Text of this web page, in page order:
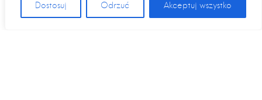
Dostosuj Odrzuć Akceptuj wszystko